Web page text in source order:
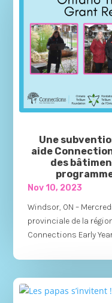
Une
aide
des
Nov 10, 2023
Windsor, ON –
provinciale de la
Connections Early